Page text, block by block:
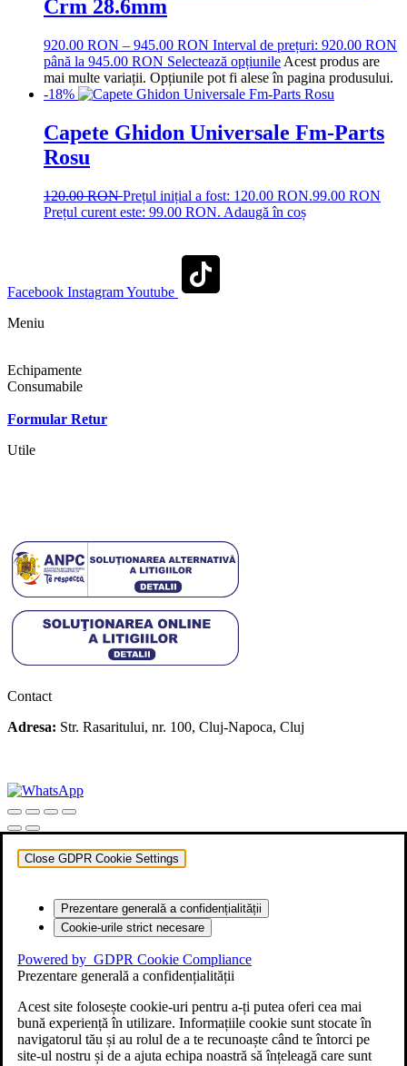
Crm 28.6mm
920.00 RON – 945.00 RON Interval de prețuri: 920.00 RON
până la 945.00 RON Selectează opțiunile Acest produs are
mai multe variații. Opțiunile pot fi alese în pagina produsului.
-18%
Capete Ghidon Universale Fm-Parts
Rosu
120.00RONPrețul inițial a fost: 120.00 RON.99.00 RON
Prețul curent este: 99.00 RON. Adaugă în coș
Facebook InstagramYoutube
Meniu
Echipamente
Consumabile
Formular Retur
Utile
Contact
Adresa: Str. Rasaritului, nr. 100, Cluj-Napoca, Cluj
Close GDPR Cookie Settings
Prezentare generală a confidențialității
Cookie-urile strict necesare
Powered by GDPR Cookie Compliance
Prezentare generală a confidențialității
Acest site folosește cookie-uri pentru a-ți putea oferi cea mai
bună experiență în utilizare. Informațiile cookie sunt stocate în
navigatorul tău și au rolul de a te recunoaște când te întorci pe
site-ul nostru și de a ajuta echipa noastră să înțeleagă care sunt